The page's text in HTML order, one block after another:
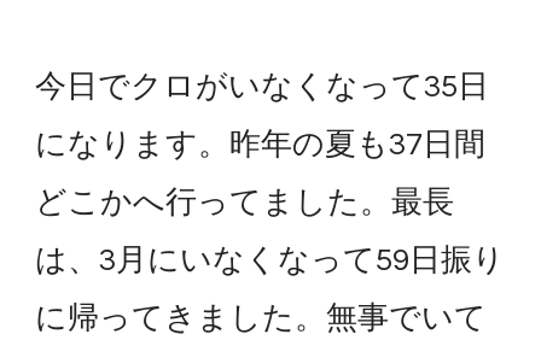
今日でクロがいなくなって35日
になります。昨年の夏も37日間
どこかへ行ってました。最長
は、3月にいなくなって59日振り
に帰ってきました。無事でいて